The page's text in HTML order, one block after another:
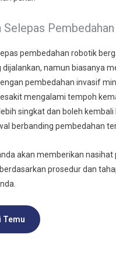
Selepas
pembedahan robotik
dijalankan, namun biasanya
pembedahan invasif
mengalami tempoh
singkat dan boleh
berbanding pembedahan
akan memberikan nasihat
prosedur dan
Temu